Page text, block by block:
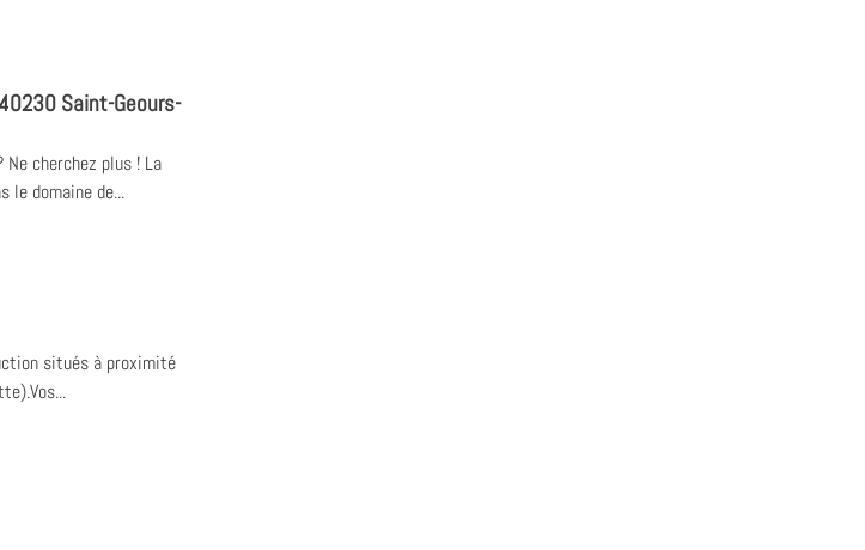
Saint-Geours-
cherchez plus ! La
le domaine de...
situés à proximité